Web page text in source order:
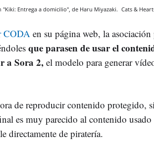
"Kiki: Entrega a domicilio", de Haru Miyazaki. Cats &
CODA en su página web, la asociación
que parasen de usar el
a Sora 2, el modelo para generar
de reproducir contenido protegido,
es muy parecido al contenido usado
directamente de piratería.